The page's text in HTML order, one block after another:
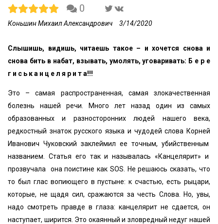
0
Коньшин Михаил Александрович 3/14/2020
Слышишь, видишь, читаешь такое – и хочется снова и
снова бить в набат, взывать, умолять, уговаривать: Б е р е
г и с ь к а н ц е л я р и т а!!!
Это – самая распространенная, самая злокачественная
болезнь нашей речи. Много лет назад один из самых
образованных и разносторонних людей нашего века,
редкостный знаток русского языка и чудодей слова Корней
Иванович Чуковский заклеймил ее точным, убийственным
названием. Статья его так и называлась «Канцелярит» и
прозвучала она поистине как SOS. Не решаюсь сказать, что
то был глас вопиющего в пустыне: к счастью, есть рыцари,
которые, не щадя сил, сражаются за честь Слова. Но, увы,
надо смотреть правде в глаза: канцелярит не сдается, он
наступает, ширится. Это окаянный и зловредный недуг нашей